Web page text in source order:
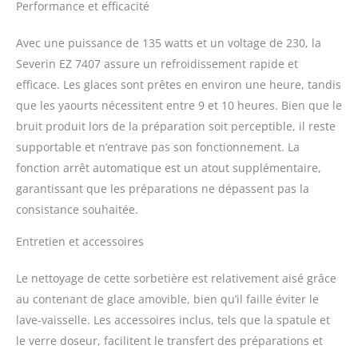
l’ajout d’ingrédients en
cours de préparation
Livraison & Détails –
Sorbetière & yaourtière
compacte, Ustensile de
cuisine livré avec gobelet
doseur, cuillère à glace et
livre de recettes.
Dimensions (Lxlxh) : 25 x
28 x 35,5 cm. Poids : 8,84
conception, leur facilité
de vie
Performance et efficacité
Avec une puissance de 135 watts et un voltage de 230, la
Severin EZ 7407 assure un refroidissement rapide et
efficace. Les glaces sont prêtes en environ une heure, tandis
que les yaourts nécessitent entre 9 et 10 heures. Bien que le
bruit produit lors de la préparation soit perceptible, il reste
supportable et n’entrave pas son fonctionnement. La
fonction arrêt automatique est un atout supplémentaire,
garantissant que les préparations ne dépassent pas la
consistance souhaitée.
Entretien et accessoires
Le nettoyage de cette sorbetière est relativement aisé grâce
au contenant de glace amovible, bien qu’il faille éviter le
lave-vaisselle. Les accessoires inclus, tels que la spatule et
le verre doseur, facilitent le transfert des préparations et